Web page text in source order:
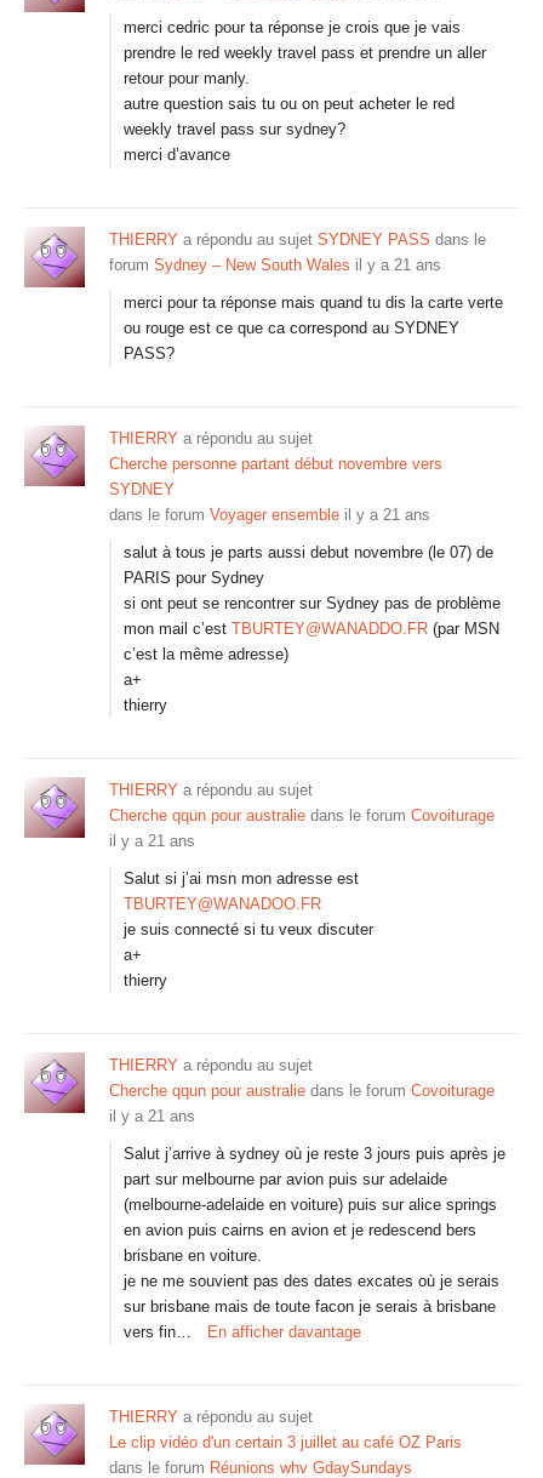
merci cedric pour ta réponse je crois que je vais
prendre le red weekly travel pass et prendre un aller
retour pour manly.
autre question sais tu ou on peut acheter le red
weekly travel pass sur sydney?
merci d’avance
THIERRY a répondu au sujet SYDNEY PASS dans le
forum Sydney – New South Wales il y a 21 ans
merci pour ta réponse mais quand tu dis la carte verte
ou rouge est ce que ca correspond au SYDNEY
PASS?
THIERRY a répondu au sujet
Cherche personne partant début novembre vers
SYDNEY
dans le forum Voyager ensemble il y a 21 ans
salut à tous je parts aussi debut novembre (le 07) de
PARIS pour Sydney
si ont peut se rencontrer sur Sydney pas de problème
mon mail c’est TBURTEY@WANADDO.FR (par MSN
c’est la même adresse)
a+
thierry
THIERRY a répondu au sujet
Cherche qqun pour australie dans le forum Covoiturage
il y a 21 ans
Salut si j’ai msn mon adresse est
TBURTEY@WANADOO.FR
je suis connecté si tu veux discuter
a+
thierry
THIERRY a répondu au sujet
Cherche qqun pour australie dans le forum Covoiturage
il y a 21 ans
Salut j’arrive à sydney où je reste 3 jours puis après je
part sur melbourne par avion puis sur adelaide
(melbourne-adelaide en voiture) puis sur alice springs
en avion puis cairns en avion et je redescend bers
brisbane en voiture.
je ne me souvient pas des dates excates où je serais
sur brisbane mais de toute facon je serais à brisbane
vers fin…
En afficher davantage
THIERRY a répondu au sujet
Le clip vidéo d'un certain 3 juillet au café OZ Paris
dans le forum Réunions whv GdaySundays